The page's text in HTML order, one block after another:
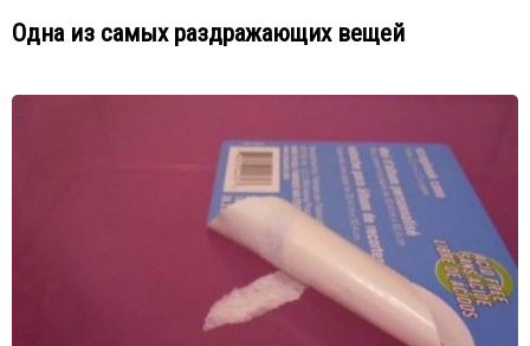
Одна из самых раздражающих вещей